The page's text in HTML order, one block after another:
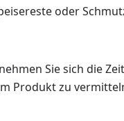
oder
Sie sich die
Produkt zu